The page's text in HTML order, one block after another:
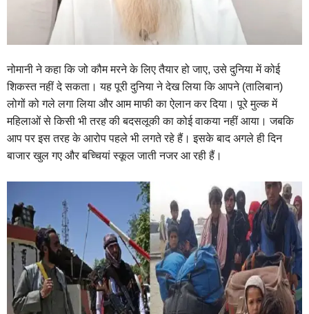
नोमानी ने कहा कि जो कौम मरने के लिए तैयार हो जाए, उसे दुनिया में कोई
शिकस्त नहीं दे सकता। यह पूरी दुनिया ने देख लिया कि आपने (तालिबान)
लोगों को गले लगा लिया और आम माफी का ऐलान कर दिया। पूरे मुल्क में
महिलाओं से किसी भी तरह की बदसलूकी का कोई वाकया नहीं आया। जबकि
आप पर इस तरह के आरोप पहले भी लगते रहे हैं। इसके बाद अगले ही दिन
बाजार खुल गए और बच्चियां स्कूल जाती नजर आ रही हैं।